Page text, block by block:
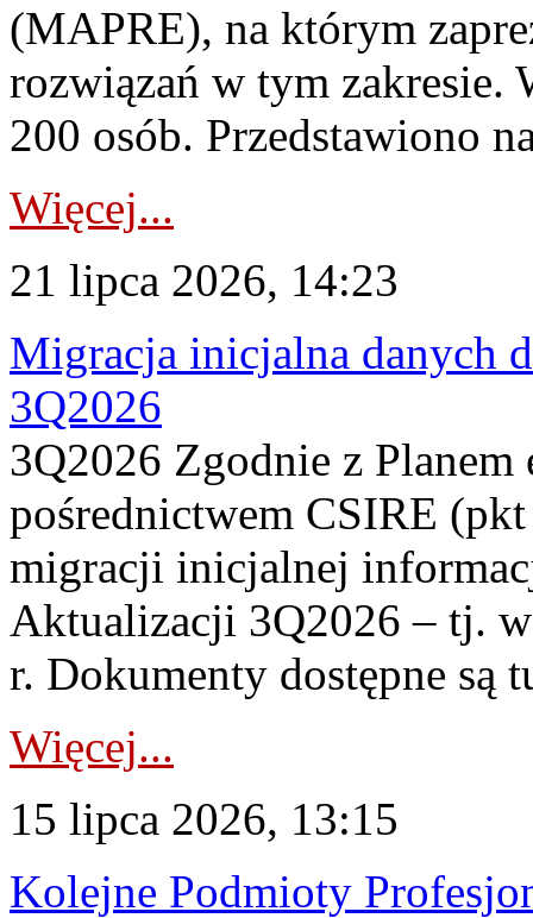
(MAPRE), na którym
rozwiązań w tym zakresie.
200 osób. Przedstawiono
Więcej...
21 lipca 2026, 14:23
Migracja inicjalna danych
3Q2026
3Q2026 Zgodnie z
pośrednictwem CSIRE
migracji inicjalnej
Aktualizacji 3Q2026 – tj.
r. Dokumenty dostępne są
Więcej...
15 lipca 2026, 13:15
Kolejne Podmioty